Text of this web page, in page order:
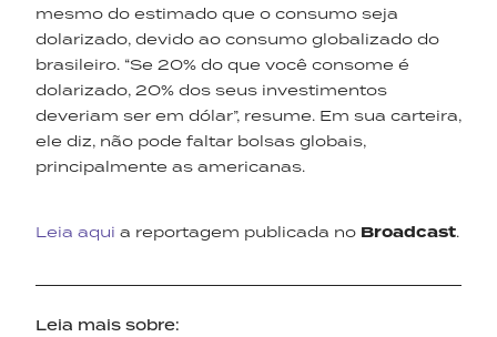
mesmo do estimado que o consumo seja
dolarizado, devido ao consumo globalizado do
brasileiro. “Se 20% do que você consome é
dolarizado, 20% dos seus investimentos
deveriam ser em dólar”, resume. Em sua carteira,
ele diz, não pode faltar bolsas globais,
principalmente as americanas.
Leia aqui a reportagem publicada no Broadcast.
Leia mais sobre: